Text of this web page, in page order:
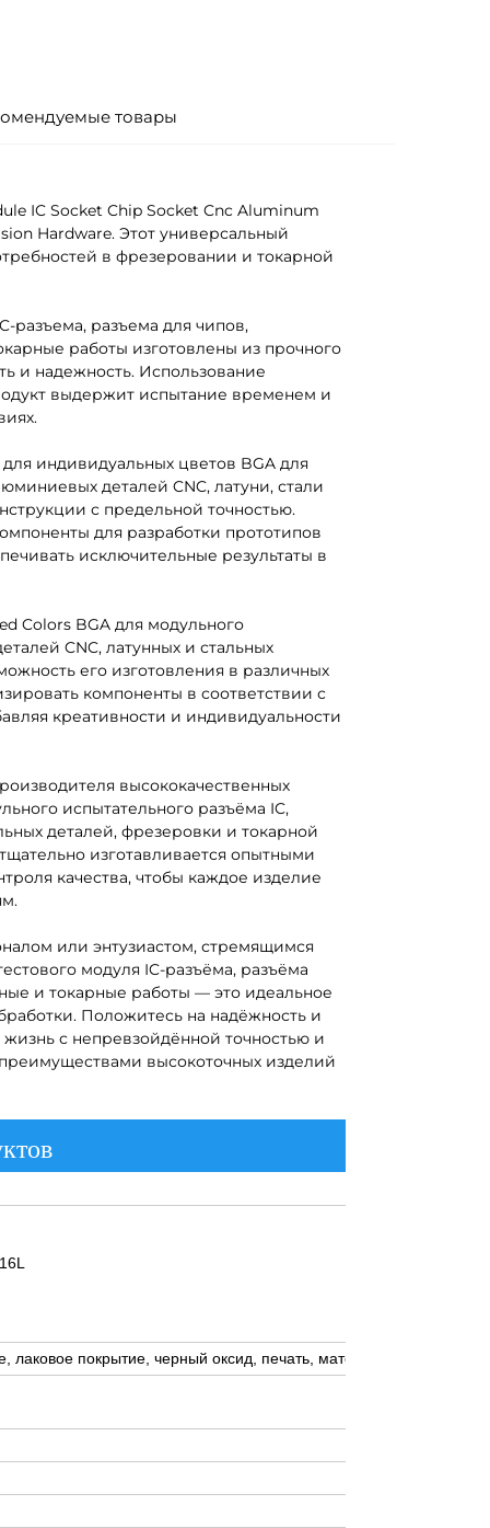
товары
IC Socket Chip Socket Cnc Aluminum
Hardware. Этот универсальный
в фрезеровании и токарной
разъема, разъема для чипов,
работы изготовлены из прочного
и надежность. Использование
выдержит испытание временем и
индивидуальных цветов BGA для
деталей CNC, латуни, стали
с предельной точностью.
для разработки прототипов
исключительные результаты в
Colors BGA для модульного
CNC, латунных и стальных
его изготовления в различных
компоненты в соответствии с
креативности и индивидуальности
высококачественных
испытательного разъёма IC,
деталей, фрезеровки и токарной
изготавливается опытными
качества, чтобы каждое изделие
или энтузиастом, стремящимся
модуля IC-разъёма, разъёма
и токарные работы — это идеальное
Положитесь на надёжность и
жизнь с непревзойдённой точностью и
высокоточных изделий
покрытие, черный оксид, печать, матовая, глянцевая,